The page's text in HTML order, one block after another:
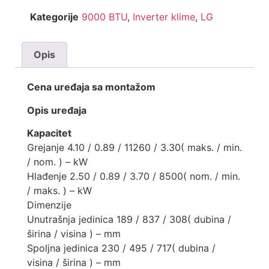
Kategorije 9000 BTU, Inverter klime, LG
Opis
Cena uređaja sa montažom
Opis uređaja
Kapacitet
Grejanje 4.10 / 0.89 / 11260 / 3.30( maks. / min.
/ nom. ) – kW
Hlađenje 2.50 / 0.89 / 3.70 / 8500( nom. / min.
/ maks. ) – kW
Dimenzije
Unutrašnja jedinica 189 / 837 / 308( dubina /
širina / visina ) – mm
Spoljna jedinica 230 / 495 / 717( dubina /
visina / širina ) – mm